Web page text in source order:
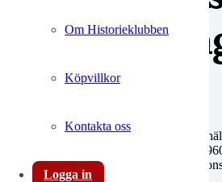
Om Historieklubben
Köpvillkor
Kontakta oss
Logga in
de stora
Sociologin blev viktig för att förstå
samhällsomvandlingarna i Norden på
med den tidigare dominerande elitens
nationalromantik.